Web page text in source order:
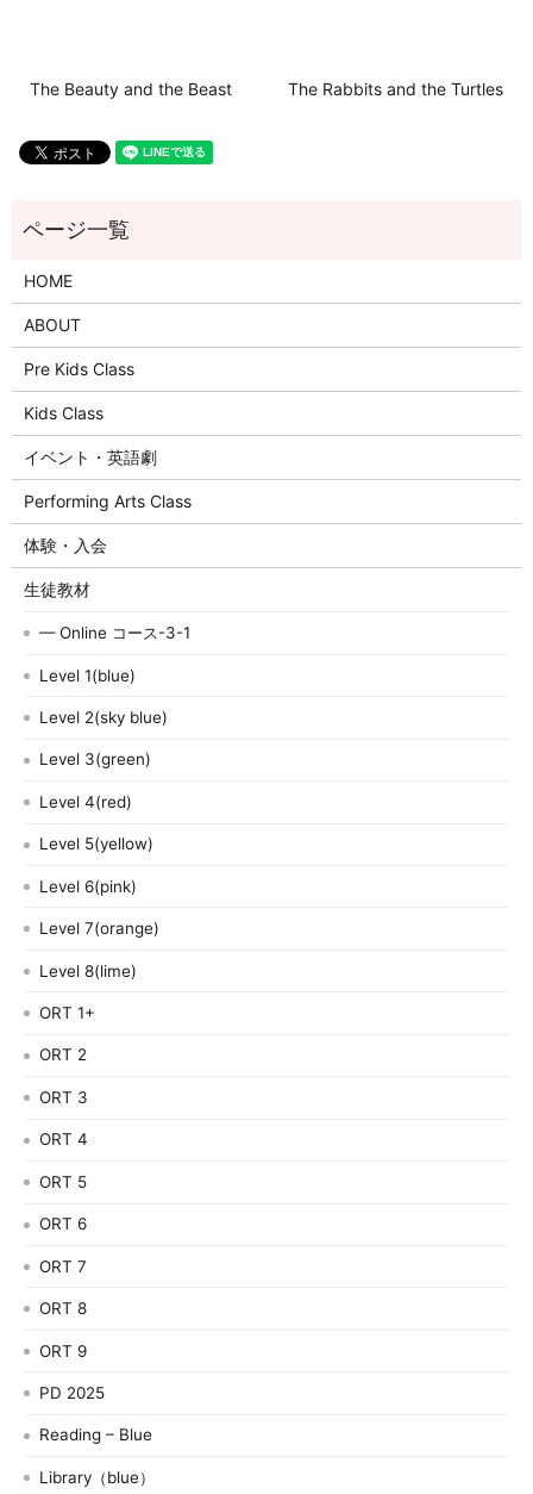
The Beauty and the Beast The Rabbits and the Turtles
HOME
ABOUT
Pre Kids Class
Kids Class
イベント・英語劇
Performing Arts Class
体験・入会
生徒教材
— Online コース-3-1
Level 1(blue)
Level 2(sky blue)
Level 3(green)
Level 4(red)
Level 5(yellow)
Level 6(pink)
Level 7(orange)
Level 8(lime)
ORT 1+
ORT 2
ORT 3
ORT 4
ORT 5
ORT 6
ORT 7
ORT 8
ORT 9
PD 2025
Reading – Blue
Library（blue）